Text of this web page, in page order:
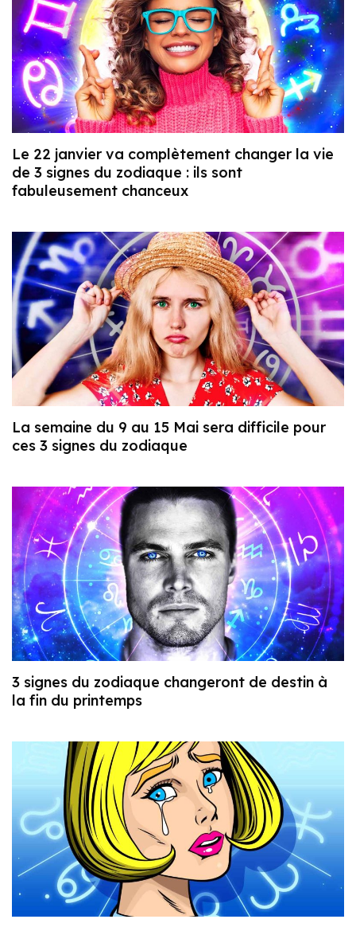
Le 22 janvier va complètement changer la vie
de 3 signes du zodiaque : ils sont
fabuleusement chanceux
La semaine du 9 au 15 Mai sera difficile pour
ces 3 signes du zodiaque
3 signes du zodiaque changeront de destin à
la fin du printemps